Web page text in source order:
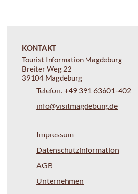
KONTAKT
Tourist Information Magdeburg
Breiter Weg 22
39104 Magdeburg
Telefon: +49 391 63601-402
info@visitmagdeburg.de
Impressum
Datenschutzinformation
AGB
Unternehmen